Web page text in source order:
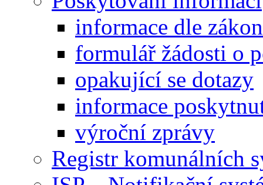
informace dle
formulář žádosti o
opakující se dotazy
informace
výroční zprávy
Registr komunálních